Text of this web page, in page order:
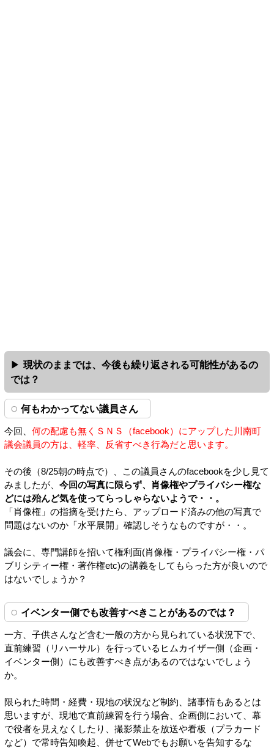
現状のままでは、今後も繰り返される可能性があるの
では？
何もわかってない議員さん
今回、 何の配慮も無くＳＮＳ（facebook）にアップした川南町
議会議員の方は、軽率、反省すべき行為だと思います。
その後（8/25朝の時点で）、この議員さんのfacebookを少し見て
みましたが、 今回の写真に限らず、肖像権やプライバシー権な
どには殆んど気を使ってらっしゃらないようで・・。
「肖像権」の指摘を受けたら、アップロード済みの他の写真で
問題はないのか「水平展開」確認しそうなものですが・・。
議会に、専門講師を招いて権利面(肖像権・プライバシー権・パ
ブリシティー権・著作権etc)の講義をしてもらった方が良いので
はないでしょうか？
イベンター側でも改善すべきことがあるのでは？
一方、子供さんなど含む一般の方から見られている状況下で、
直前練習（リハーサル）を行っているヒムカイザー側（企画・
イベンター側）にも改善すべき点があるのではないでしょう
か。
限られた時間・経費・現地の状況など制約、諸事情もあるとは
思いますが、現地で直前練習を行う場合、企画側において、幕
で役者を見えなくしたり、撮影禁止を放送や看板（プラカード
など）で常時告知喚起、併せてWebでもお願いを告知するな